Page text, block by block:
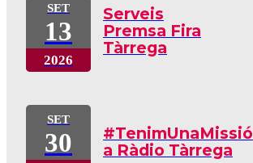
Serveis
Premsa Fira
Tàrrega
13
SET
2026
#TenimUnaMissió
a Ràdio Tàrrega
30
SET